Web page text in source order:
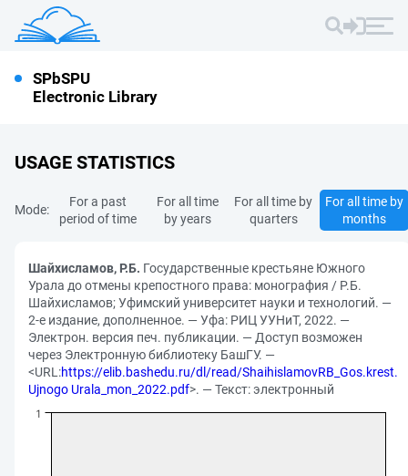
SPbSPU
Electronic Library
USAGE STATISTICS
Mode:
For a past
period of time
For all time
by years
For all time by
quarters
For all time by
months
Шайхисламов, Р.Б. Государственные крестьяне Южного
Урала до отмены крепостного права: монография / Р.Б.
Шайхисламов; Уфимский университет науки и технологий. —
2-е издание, дополненное. — Уфа: РИЦ УУНиТ, 2022. —
Электрон. версия печ. публикации. — Доступ возможен
через Электронную библиотеку БашГУ. —
<URL:https://elib.bashedu.ru/dl/read/ShaihislamovRB_Gos.krest.
Ujnogo Urala_mon_2022.pdf>. — Текст: электронный